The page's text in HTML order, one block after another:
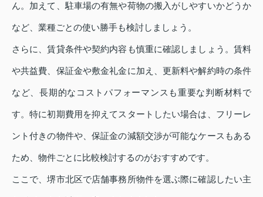
ん。加えて、駐車場の有無や荷物の搬入がしやすいかどうか
など、業種ごとの使い勝手も検討しましょう。
さらに、賃貸条件や契約内容も慎重に確認しましょう。賃料
や共益費、保証金や敷金礼金に加え、更新料や解約時の条件
など、長期的なコストパフォーマンスも重要な判断材料で
す。特に初期費用を抑えてスタートしたい場合は、フリーレ
ント付きの物件や、保証金の減額交渉が可能なケースもある
ため、物件ごとに比較検討するのがおすすめです。
ここで、堺市北区で店舗事務所物件を選ぶ際に確認したい主